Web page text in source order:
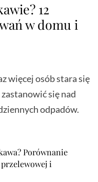
12
w domu i
więcej osób stara się
się nad
odpadów.
Porównanie
i